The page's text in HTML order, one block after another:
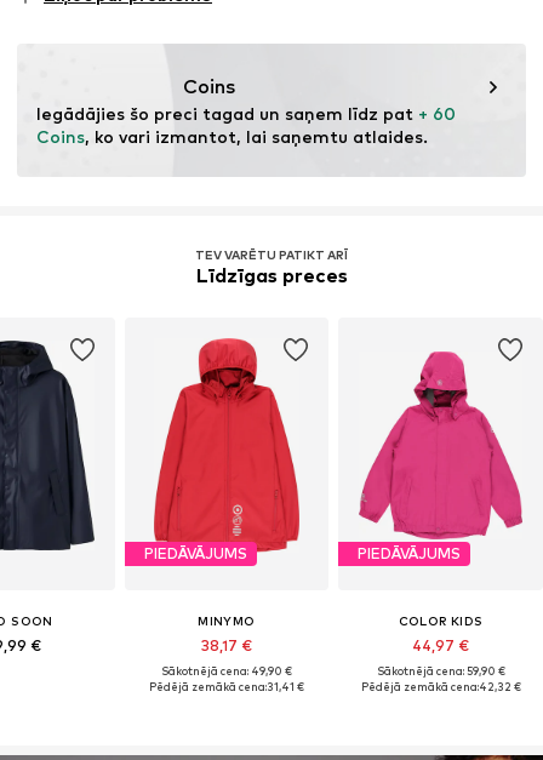
Rāvējslēdzējs
Sporta veids: Dzīvesveids
Funkcijas: Siltumu izolējošs
Funkcijas: Ūdensnecaurlaidīgs
Coins
Iegādājies šo preci tagad un saņem līdz pat + 60
Coins, ko vari izmantot, lai saņemtu atlaides.
TEV VARĒTU PATIKT ARĪ
Līdzīgas preces
SOON
€
PIEDĀVĀJUMS
MINYMO
38,17 €
Sākotnējā cena: 49,90 €
Pēdējā zemākā cena:31,41 €
PIEDĀVĀJUMS
COLOR KIDS
44,97 €
Sākotnējā cena: 59,90 €
Pēdējā zemākā cena:42,32 €